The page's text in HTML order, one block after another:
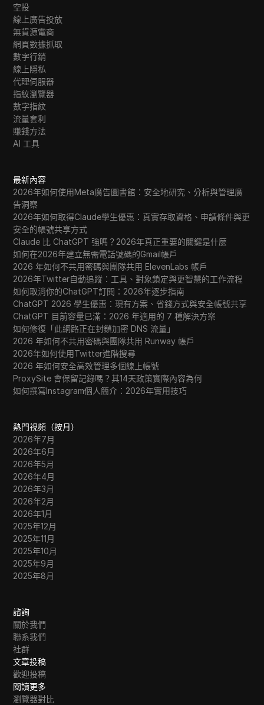
空投
線上廣告投放
無貨源電商
網頁數據抓取
數字行銷
線上隱私
代理伺服器
指紋瀏覽器
數字指紋
流量套利
賺錢方法
AI 工具
最新內容
2026年如何使用Meta廣告圖書館：安全地研究、分析與管理廣
告洞察
2026年如何取得Claude學生優惠：真實存取資格、申請條件與更
安全的帳號共享方式
Claude 比 ChatGPT 強嗎？2026年真正重要的關鍵是什麼
如何在2026年建立無需電話號碼的Gmail帳戶
2026 年如何不共用密碼與團隊共用 ElevenLabs 帳戶
2026年Twitter自動追蹤：工具、對象鎖定與更智慧的工作流程
如何取消你的ChatGPT訂閱：2026年逐步指南
ChatGPT 2026 學生優惠：現有方案、省錢方式與安全帳號共享
ChatGPT 目前容量已滿：2026 年適用的 7 種解決方案
如何修復「此網路正在封鎖加密 DNS 流量」
2026 年如何不共用密碼與團隊共用 Runway 帳戶
2026年如何使用Twitter進階搜尋
2026 年如何安全高效管理多個線上帳號
ProxySite 會保留記錄嗎？其14天政策實際內容為何
如何撰寫Instagram個人簡介：2026年實用技巧
熱門視頻（按月）
2026年7月
2026年6月
2026年5月
2026年4月
2026年3月
2026年2月
2026年1月
2025年12月
2025年11月
2025年10月
2025年9月
2025年8月
諮詢
關於我們
聯系我們
社群
文章投稿
歡迎投稿
閱讀更多
瀏覽器對比